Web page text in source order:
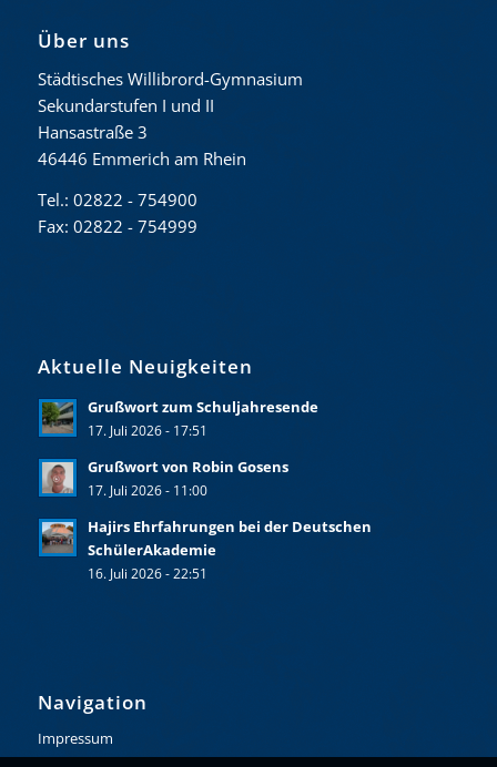
Über uns
Städtisches Willibrord-Gymnasium
Sekundarstufen I und II
Hansastraße 3
46446 Emmerich am Rhein
Tel.: 02822 - 754900
Fax: 02822 - 754999
Aktuelle Neuigkeiten
Grußwort zum Schuljahresende
17. Juli 2026 - 17:51
Grußwort von Robin Gosens
17. Juli 2026 - 11:00
Hajirs Ehrfahrungen bei der Deutschen
SchülerAkademie
16. Juli 2026 - 22:51
Navigation
Impressum